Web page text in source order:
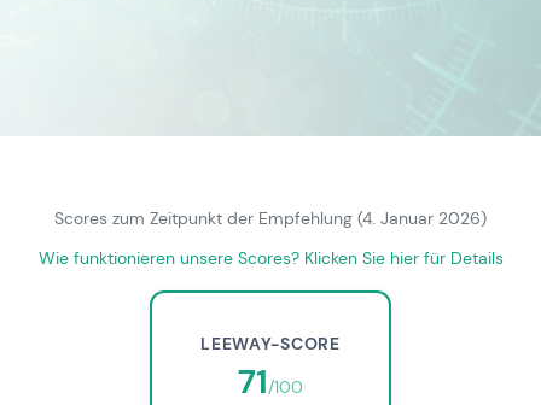
Scores zum Zeitpunkt der Empfehlung (4. Januar 2026)
Wie funktionieren unsere Scores? Klicken Sie hier für Details
LEEWAY-SCORE
71/100